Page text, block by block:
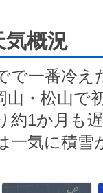
気概況
で一番冷え
山・松山で
約1か月も
一気に積雪